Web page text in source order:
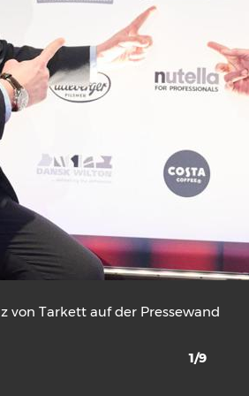
von Tarkett auf der Pressewand
1/9